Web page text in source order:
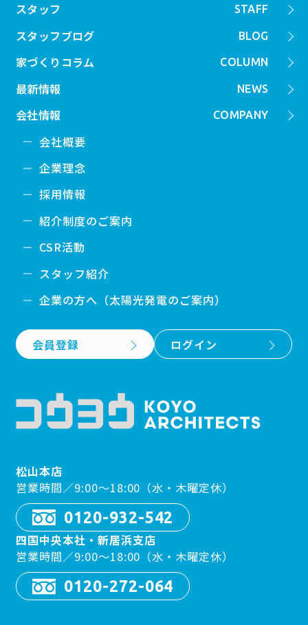
STAFF
スタッフ
BLOG
スタッフブログ
COLUMN
家づくりコラム
NEWS
最新情報
COMPANY
会社情報
会社概要
企業理念
採用情報
紹介制度のご案内
CSR活動
スタッフ紹介
企業の方へ（太陽光発電のご案内）
会員登録 ログイン
松山本店
営業時間／9:00〜18:00（水・木曜定休）
0120-932-542
四国中央本社・新居浜支店
営業時間／9:00〜18:00（水・木曜定休）
0120-272-064